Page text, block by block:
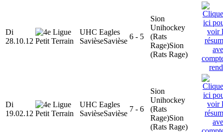
Di
28.10.12
UHC Eagles
SavièseSavièse
6 - 5
Sion
Unihockey
(Rats
Rage)Sion
(Rats Rage)
Di
19.02.12
UHC Eagles
SavièseSavièse
7 - 6
Sion
Unihockey
(Rats
Rage)Sion
(Rats Rage)